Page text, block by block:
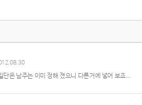
단은 남주는 이미 정해 졌으니 다른거에 넣어 보죠...